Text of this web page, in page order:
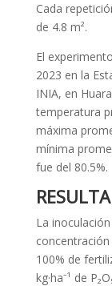
Cada
de 4.8 m².
El
2023 en la
INIA, en
temperatura
máxima
mínima
fue del 80.5%.
La
concentración
100% de
kg·ha⁻¹ de